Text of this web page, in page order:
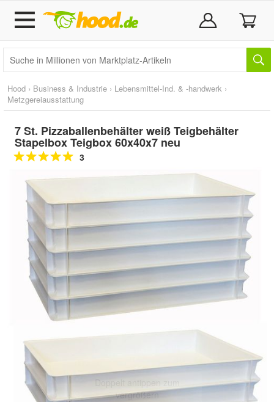
Hood › Business & Industrie › Lebensmittel-Ind. & -handwerk ›
Metzgereiausstattung
7 St. Pizzaballenbehälter weiß Teigbehälter
Stapelbox Teigbox 60x40x7 neu
3
Doppelt antippen zum
vergrößern